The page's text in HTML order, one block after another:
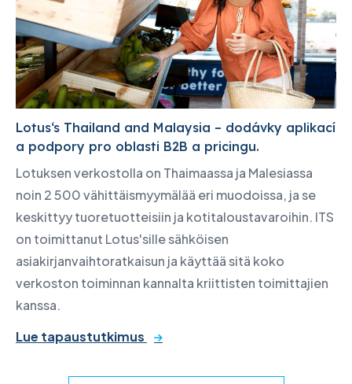
Lotus‘s Thailand and Malaysia – dodávky aplikací
a podpory pro oblasti B2B a pricingu.
Lotuksen verkostolla on Thaimaassa ja Malesiassa
noin 2 500 vähittäismyymälää eri muodoissa, ja se
keskittyy tuoretuotteisiin ja kotitaloustavaroihin. ITS
on toimittanut Lotus'sille sähköisen
asiakirjanvaihtoratkaisun ja käyttää sitä koko
verkoston toiminnan kannalta kriittisten toimittajien
kanssa.
Lue tapaustutkimus